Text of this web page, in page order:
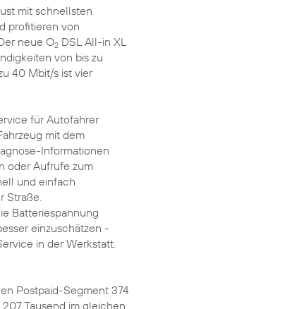
mit schnellsten
profitieren von
neue O2 DSL All-in XL
von bis zu
40 Mbit/s ist vier
für Autofahrer
mit dem
Informationen
oder Aufrufe zum
und einfach
Straße.
Batteriespannung
einzuschätzen -
in der Werkstatt.
Postpaid-Segment 374
Tausend im gleichen